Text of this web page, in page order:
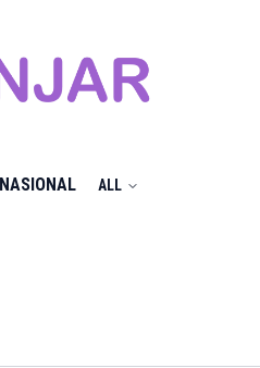
ALL